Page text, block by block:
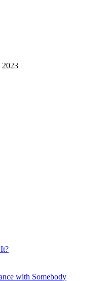
2023
with Somebody